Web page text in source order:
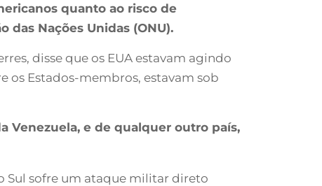
quanto ao risco de
Nações Unidas (ONU).
disse que os EUA estavam agindo
os Estados-membros, estavam sob
Venezuela, e de qualquer outro país,
Sul sofre um ataque militar direto